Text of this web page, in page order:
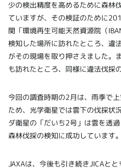
少の検出精度を高めるために森林
ていますが、その検証のために
関「環境再生可能天然資源院（
検知した場所に訪れたところ、違
がその現場を取り押さえました。
も訪れたところ、同様に違法伐採
今回の調査時期の2月は、雨季で
ため、光学衛星では雲下の伐採状
ダ衛星の「だいち2号」は雲を透過
森林伐採の検知に成功しています。
JAXAは、今後も引き続きJICAと